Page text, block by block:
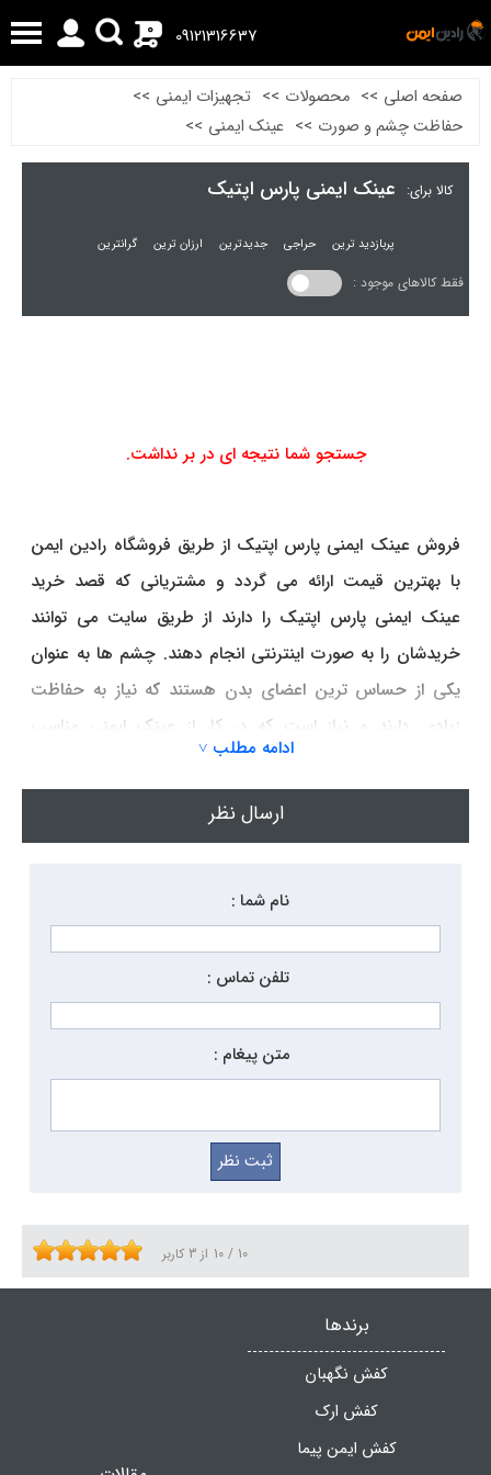
09121316637
0
صفحه اصلی >> محصولات >> تجهیزات ایمنی >>
حفاظت چشم و صورت >> عینک ایمنی >>
کالا برای: عینک ایمنی پارس اپتیک
پربازدید ترین حراجی جدیدترین ارزان ترین گرانترین
فقط کالاهای موجود :
جستجو شما نتیجه ای در بر نداشت.
فروش عینک ایمنی پارس اپتیک از طریق فروشگاه رادین ایمن
با بهترین قیمت ارائه می گردد و مشتریانی که قصد خرید
عینک ایمنی پارس اپتیک را دارند از طریق سایت می توانند
خریدشان را به صورت اینترنتی انجام دهند. چشم ها به عنوان
یکی از حساس ترین اعضای بدن هستند که نیاز به حفاظت
زیادی دارند و نیاز است که در کار از عینک ایمنی مناسب
استفاده کرد. استفاده از عینک ایمنی استاندارد و با کیفیت بسیار
مهم است تا بتوان بهترین حفاظت را در زمان کار ایجاد کرد.
استفاده می شود. هر فردی باید در زمان مورد نیاز از عینک
انواع مختلف عینک های ایمنی وجود دارد و استفاده از نوع
است. سلامت و ایمنی کارگران و پرسنل کار بسیار اهمیت دارد.
استفاده قرار دهند. داشتن اطلاعات کافی برای خرید عینک
ایمنی بسیار ضروری است تا بتوان نوع مناسب از عینک های
عینک ایمنی مخصوص به آن استفاده کرد تا خطرات شغلی را به
حداقل رساند. در صورتی که از عینک ایمنی نامناسب با فعالیت
ایجاد کند و یا حفاظت خوبی را ایجاد نکند. از انواع عینک ایمنی
کیفیت آن برای مصرف کنندگان ثابت شده است.
فروش عینک ایمنی پارس اپتیک به صورت اینترنتی از طریق
ادامه مطلب ˅
ارسال نظر
نام شما :
تلفن تماس :
متن پیغام :
10 / 10 از 3 کاربر
برندها
کفش نگهبان
کفش ارک
کفش ایمن پیما